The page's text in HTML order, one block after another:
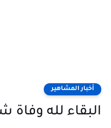
أخبار المشاهير
البقاء لله